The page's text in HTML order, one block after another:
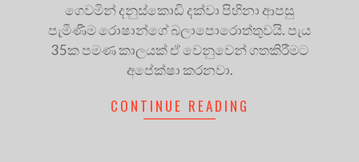
ගෙවමින් දනුස්කොඩි දක්වා පිහිනා ආපසු
පැමිණීම රොෂාන්ගේ බලාපොරොත්තුවයි. පැය
35ක පමණ කාලයක් ඒ වෙනුවෙන් ගතකිරීමට
අපේක්ෂා කරනවා.
CONTINUE READING